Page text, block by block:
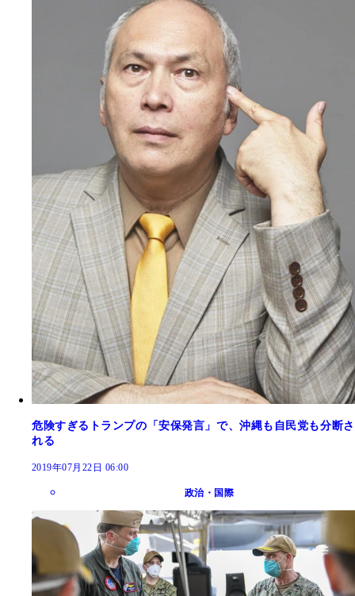
危険すぎるトランプの「安保発言」で、沖縄も自民党も分断さ
れる
2019年07月22日 06:00
政治・国際